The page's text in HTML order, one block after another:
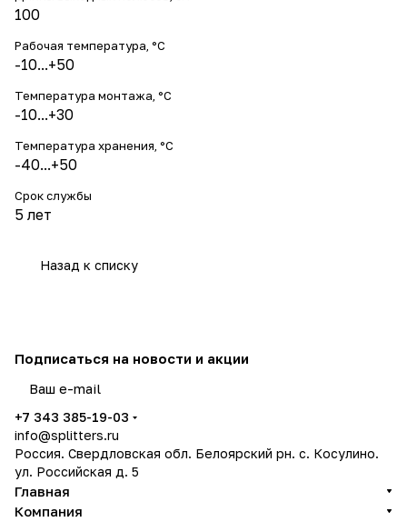
100
Рабочая температура, °С
-10...+50
Температура монтажа, °С
-10...+30
Температура хранения, °С
-40...+50
Срок службы
5 лет
Назад к списку
Подписаться на новости и акции
+7 343 385-19-03
info@splitters.ru
Россия. Свердловская обл. Белоярский рн. с. Косулино.
ул. Российская д. 5
Главная
Компания